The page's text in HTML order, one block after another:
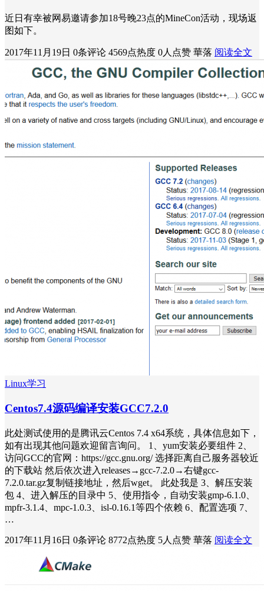
近日有幸被网易邀请参加18号晚23点的MineCon活动，现场返
图如下。
2017年11月19日 0条评论 4569点热度 0人点赞 華落 阅读全文
Linux学习
Centos7.4源码编译安装GCC7.2.0
此处测试使用的是腾讯云Centos 7.4 x64系统，具体信息如下，
如有出现其他问题欢迎留言询问。 1、yum安装必要组件 2、
访问GCC的官网：https://gcc.gnu.org/ 选择距离自己服务器较近
的下载站 然后依次进入releases→gcc-7.2.0→右键gcc-
7.2.0.tar.gz复制链接地址，然后wget。 此处我是 3、解压安装
包 4、进入解压的目录中 5、使用指令，自动安装gmp-6.1.0、
mpfr-3.1.4、mpc-1.0.3、isl-0.16.1等四个依赖 6、配置选项 7、
…
2017年11月16日 0条评论 8772点热度 5人点赞 華落 阅读全文